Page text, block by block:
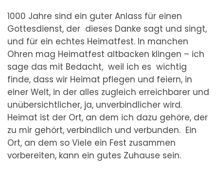
1000 Jahre sind ein guter Anlass für einen
Gottesdienst, der dieses Danke sagt und singt,
und für ein echtes Heimatfest. In manchen
Ohren mag Heimatfest altbacken klingen – ich
sage das mit Bedacht, weil ich es wichtig
finde, dass wir Heimat pflegen und feiern, in
einer Welt, in der alles zugleich erreichbarer und
unübersichtlicher, ja, unverbindlicher wird.
Heimat ist der Ort, an dem ich dazu gehöre, der
zu mir gehört, verbindlich und verbunden. Ein
Ort, an dem so Viele ein Fest zusammen
vorbereiten, kann ein gutes Zuhause sein.